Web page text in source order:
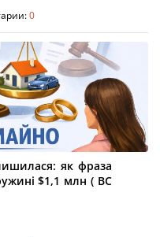
0
як фраза
$1,1 млн ( ВС